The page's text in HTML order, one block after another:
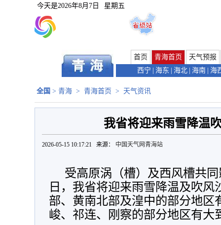
今天是2026年8月7日 星期五
首页 青海首页
天气预报
西宁
海东 海北 海南 海
全国 > 青海 > 青海首页 > 天气资讯
我省将迎来雨雪降温
2026-05-15 10:17:21 来源： 中国天气网青海站
受高原涡（槽）及西风槽共
日，我省将迎来雨雪降温及吹
部、黄南北部及湟中的部分地区
峻、祁连、刚察的部分地区有大